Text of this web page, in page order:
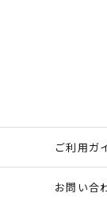
ご利用ガ
お問い合